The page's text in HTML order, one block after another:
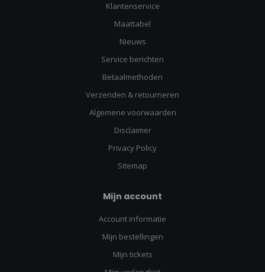
Klantenservice
Maattabel
Nieuws
Service berichten
Betaalmethoden
Verzenden & retourneren
Algemene voorwaarden
Disclaimer
Privacy Policy
Sitemap
Mijn account
Account informatie
Mijn bestellingen
Mijn tickets